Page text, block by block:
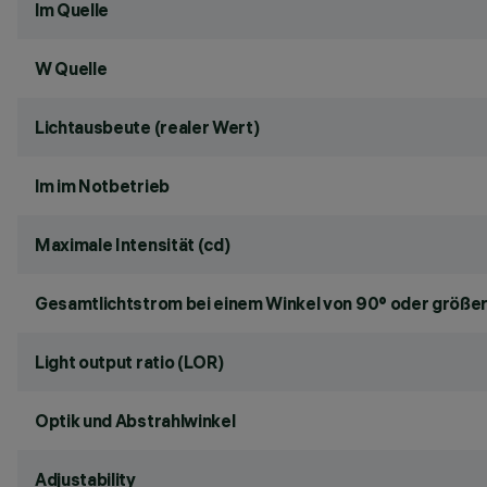
lm Quelle
W Quelle
Lichtausbeute (realer Wert)
lm im Notbetrieb
Maximale Intensität (cd)
Gesamtlichtstrom bei einem Winkel von 90° oder
Light output ratio (LOR)
Optik und Abstrahlwinkel
Adjustability